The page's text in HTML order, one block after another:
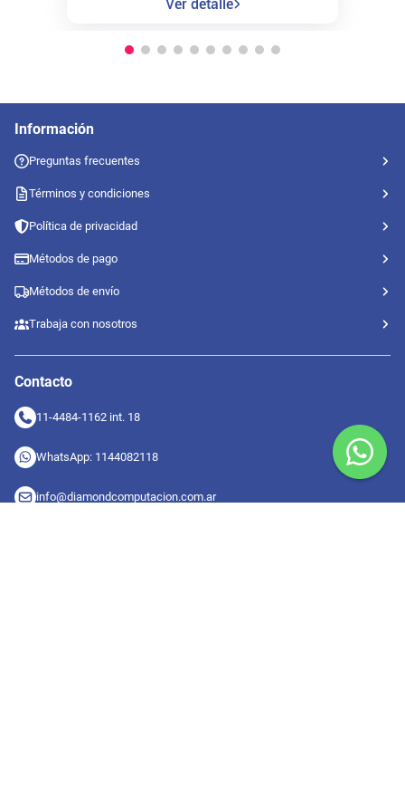
Ver detalle
Información
Preguntas frecuentes
Términos y condiciones
Política de privacidad
Métodos de pago
Métodos de envío
Trabaja con nosotros
Contacto
11-4484-1162 int. 18
WhatsApp: 1144082118
info@diamondcomputacion.com.ar